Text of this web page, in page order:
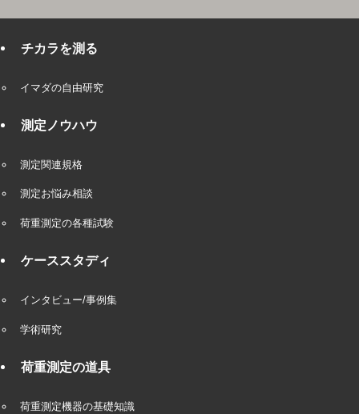
チカラを測る
イマダの自由研究
測定ノウハウ
測定関連規格
測定お悩み相談
荷重測定の各種試験
ケーススタディ
インタビュー/事例集
学術研究
荷重測定の道具
荷重測定機器の基礎知識